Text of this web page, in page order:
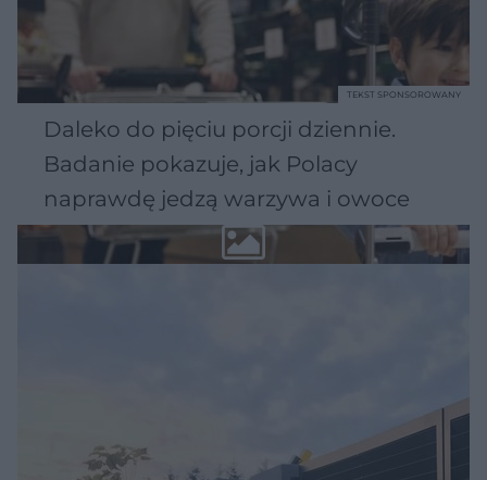
Daleko do pięciu porcji dziennie.
Badanie pokazuje, jak Polacy
naprawdę jedzą warzywa i owoce
TEKST SPONSOROWANY